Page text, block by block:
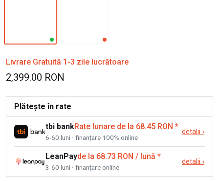
Livrare Gratuită 1-3 zile lucrătoare
2,399.00 RON
Plătește în rate
tbi bankRate lunare de la 68.45 RON *
6-60 luni · finanțare 100% online
detalii ›
LeanPayde la 68.73 RON / lună *
3-60 luni · finanțare online
detalii ›